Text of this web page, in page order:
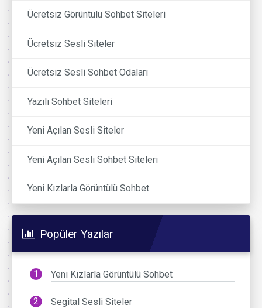
Ücretsiz Görüntülü Sohbet Siteleri
Ücretsiz Sesli Siteler
Ücretsiz Sesli Sohbet Odaları
Yazılı Sohbet Siteleri
Yeni Açılan Sesli Siteler
Yeni Açılan Sesli Sohbet Siteleri
Yeni Kızlarla Görüntülü Sohbet
Popüler Yazılar
Yeni Kızlarla Görüntülü Sohbet
Segital Sesli Siteler